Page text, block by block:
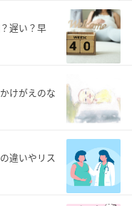
遅い？早
けがえのな
違いやリス